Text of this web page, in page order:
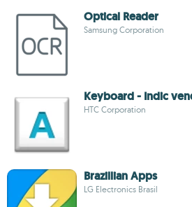
Optical Reader
Samsung Corporation
Keyboard - Indic
HTC Corporation
Brazillian Apps
LG Electronics Brasil